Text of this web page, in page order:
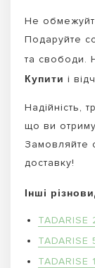
Не
Подаруйте
та свободи.
Купити і
Надійність,
що ви
Замовляйте
доставку!
Інші
TADARISE
TADARISE
TADARISE